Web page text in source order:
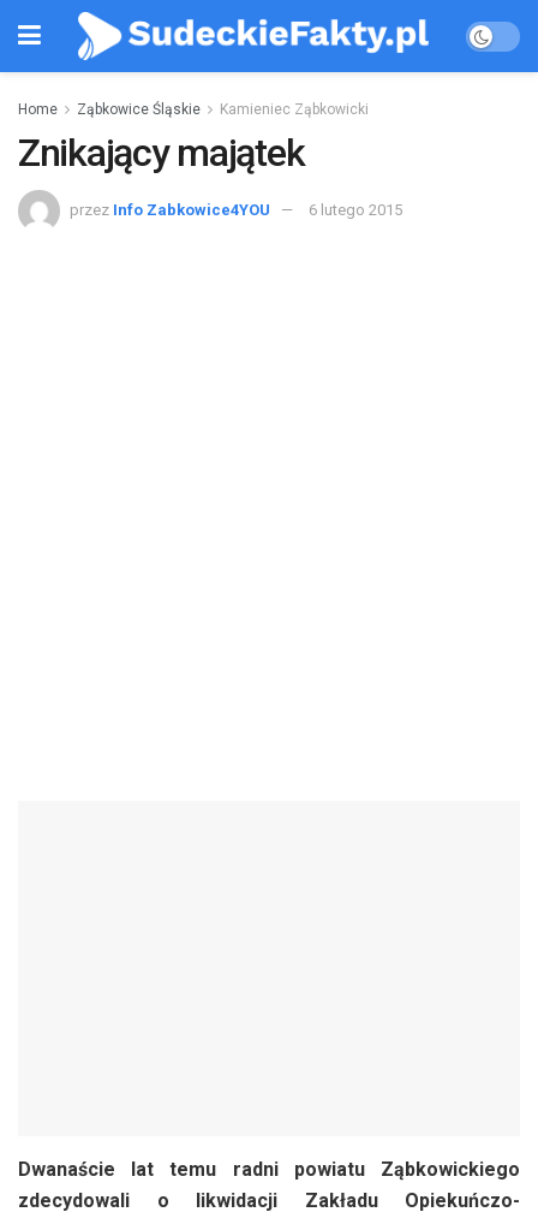
Home Ząbkowice Śląskie Kamieniec Ząbkowicki
Znikający majątek
przez Info Zabkowice4YOU 6 lutego 2015
Dwanaście lat temu radni powiatu Ząbkowickiego
zdecydowali o likwidacji Zakładu Opiekuńczo-